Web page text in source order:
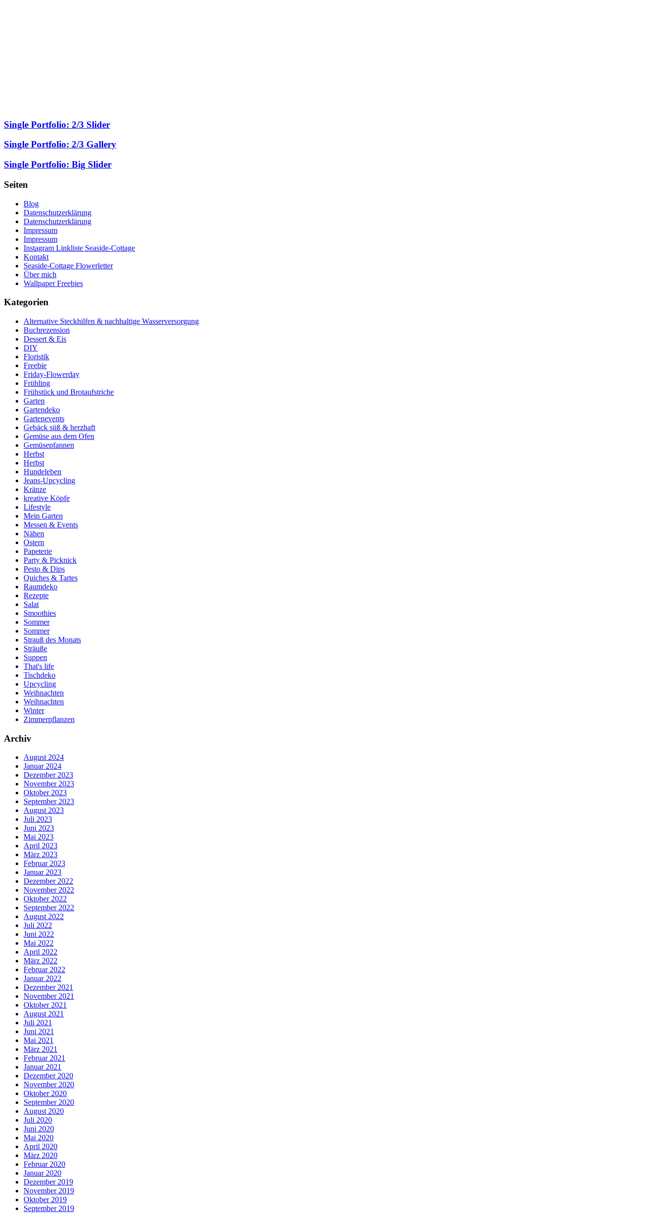
Single Portfolio: 2/3 Slider
Single Portfolio: 2/3 Gallery
Single Portfolio: Big Slider
Seiten
Blog
Datenschutzerklärung
Datenschutzerklärung
Impressum
Impressum
Instagram Linkliste Seaside-Cottage
Kontakt
Seaside-Cottage Flowerletter
Über mich
Wallpaper Freebies
Kategorien
Alternative Steckhilfen & nachhaltige Wasserversorgung
Buchrezension
Dessert & Eis
DIY
Floristik
Freebie
Friday-Flowerday
Frühling
Frühstück und Brotaufstriche
Garten
Gartendeko
Gartenevents
Gebäck süß & herzhaft
Gemüse aus dem Ofen
Gemüsepfannen
Herbst
Herbst
Hundeleben
Jeans-Upcycling
Kränze
kreative Köpfe
Lifestyle
Mein Garten
Messen & Events
Nähen
Ostern
Papeterie
Party & Picknick
Pesto & Dips
Quiches & Tartes
Raumdeko
Rezepte
Salat
Smoothies
Sommer
Sommer
Strauß des Monats
Sträuße
Suppen
That's life
Tischdeko
Upcycling
Weihnachten
Weihnachten
Winter
Zimmerpflanzen
Archiv
August 2024
Januar 2024
Dezember 2023
November 2023
Oktober 2023
September 2023
August 2023
Juli 2023
Juni 2023
Mai 2023
April 2023
März 2023
Februar 2023
Januar 2023
Dezember 2022
November 2022
Oktober 2022
September 2022
August 2022
Juli 2022
Juni 2022
Mai 2022
April 2022
März 2022
Februar 2022
Januar 2022
Dezember 2021
November 2021
Oktober 2021
August 2021
Juli 2021
Juni 2021
Mai 2021
März 2021
Februar 2021
Januar 2021
Dezember 2020
November 2020
Oktober 2020
September 2020
August 2020
Juli 2020
Juni 2020
Mai 2020
April 2020
März 2020
Februar 2020
Januar 2020
Dezember 2019
November 2019
Oktober 2019
September 2019